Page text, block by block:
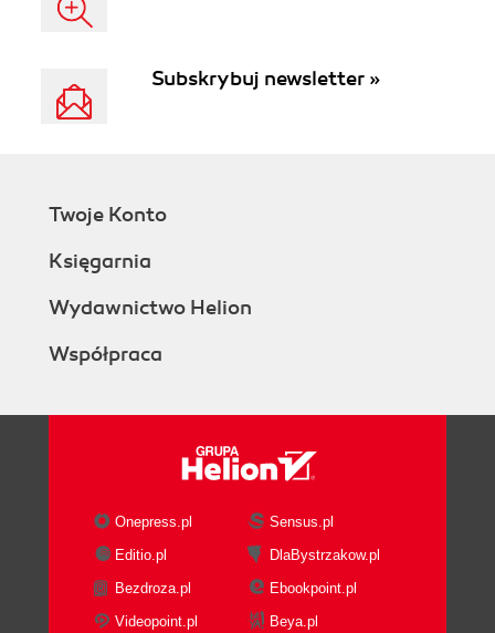
Subskrybuj newsletter »
Twoje Konto
Księgarnia
Wydawnictwo Helion
Współpraca
Onepress.pl
Sensus.pl
Editio.pl
DlaBystrzakow.pl
Bezdroza.pl
Ebookpoint.pl
Videopoint.pl
Beya.pl